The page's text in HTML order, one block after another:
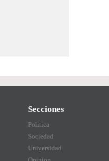
Secciones
Politica
Sociedad
Universidad